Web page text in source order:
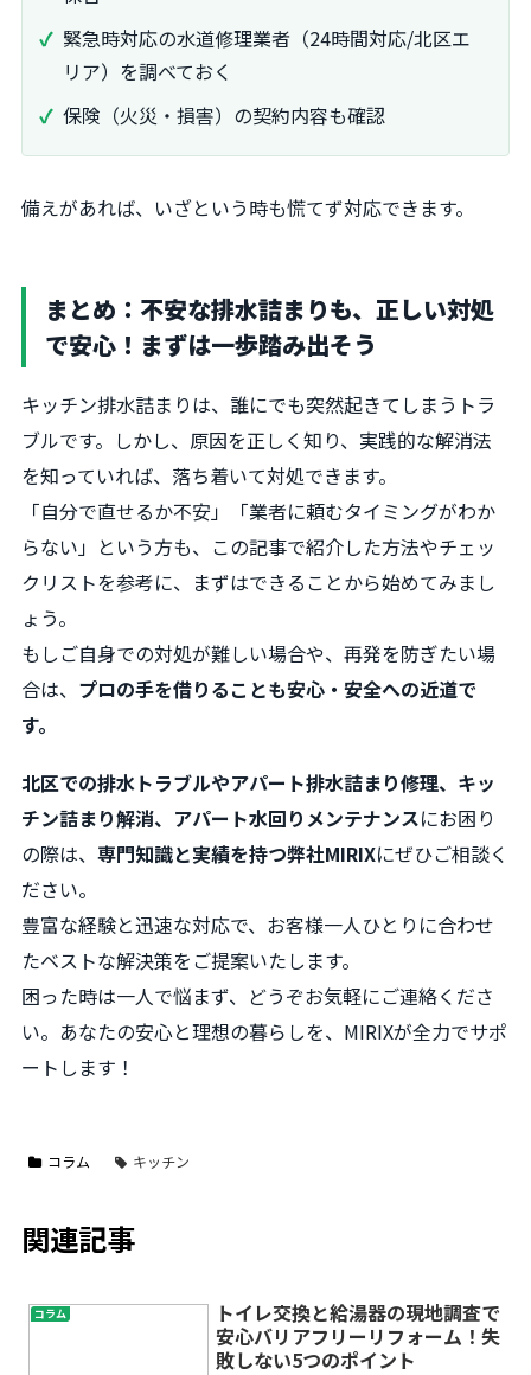
緊急時対応の水道修理業者（24時間対応/北区エ
リア）を調べておく
保険（火災・損害）の契約内容も確認
備えがあれば、いざという時も慌てず対応できます。
まとめ：不安な排水詰まりも、正しい対処
で安心！まずは一歩踏み出そう
キッチン排水詰まりは、誰にでも突然起きてしまうトラ
ブルです。しかし、原因を正しく知り、実践的な解消法
を知っていれば、落ち着いて対処できます。
「自分で直せるか不安」「業者に頼むタイミングがわか
らない」という方も、この記事で紹介した方法やチェッ
クリストを参考に、まずはできることから始めてみまし
ょう。
もしご自身での対処が難しい場合や、再発を防ぎたい場
合は、 プロの手を借りることも安心・安全への近道で
す。
北区での排水トラブルやアパート排水詰まり修理、キッ
チン詰まり解消、アパート水回りメンテナンスにお困り
の際は、 専門知識と実績を持つ弊社MIRIXにぜひご相談く
ださい。
豊富な経験と迅速な対応で、お客様一人ひとりに合わせ
たベストな解決策をご提案いたします。
困った時は一人で悩まず、どうぞお気軽にご連絡くださ
い。あなたの安心と理想の暮らしを、MIRIXが全力でサポ
ートします！
コラム キッチン
関連記事
コラム
トイレ交換と給湯器の現地調査で
安心バリアフリーリフォーム！失
敗しない5つのポイント